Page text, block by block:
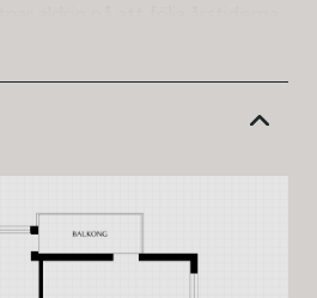
många fönsterpartierna som
ett vardagsrum som är
helt insynsskyddat med
utanför. Här finns
med både soffgrupp och